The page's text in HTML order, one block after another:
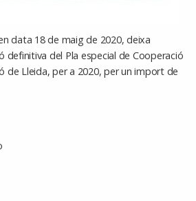
data 18 de maig de 2020, deixa
definitiva del Pla especial de Cooperació
de Lleida, per a 2020, per un import de